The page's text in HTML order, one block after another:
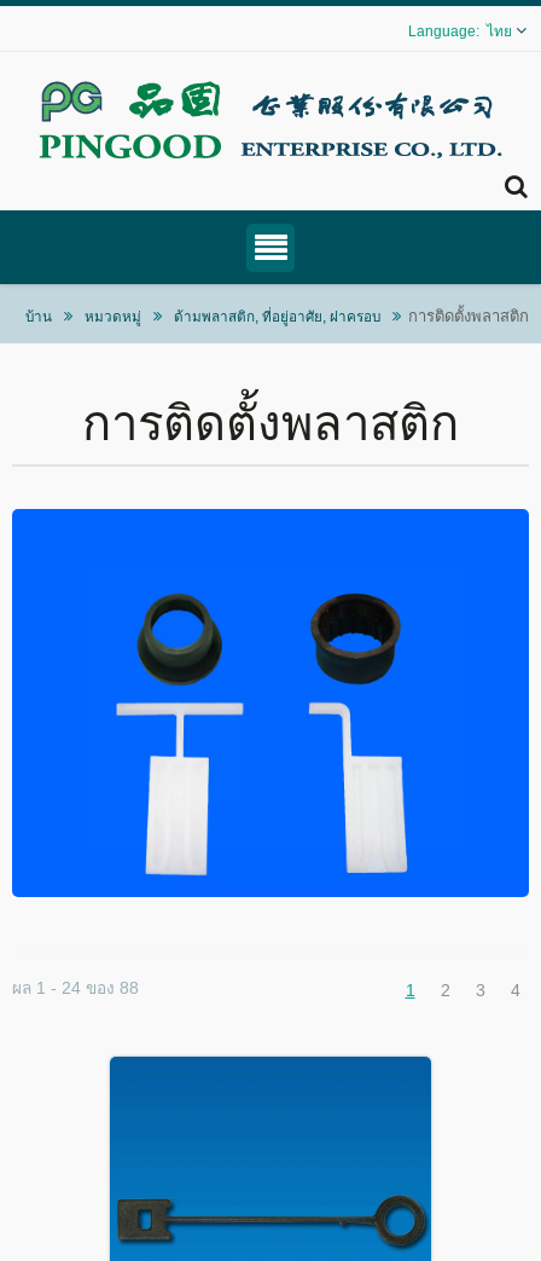
ไทย
บ้าน หมวดหมู่ ด้ามพลาสติก, ที่อยู่อาศัย, ฝาครอบ การติดตั้งพลาสติก
การติดตั้งพลาสติก
ผล 1 - 24 ของ 88 1 2 3 4